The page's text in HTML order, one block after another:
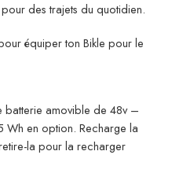
des trajets du quotidien.
équiper ton Bikle pour le
batterie amovible de 48v –
en option. Recharge la
la pour la recharger